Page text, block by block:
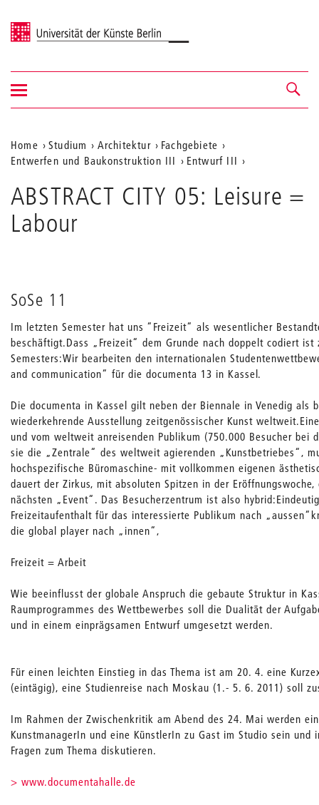
Universität der Künste Berlin
Navigation &
Suche
Navigation
ein-/ausblenden
Aktuelle
Position
auf
der
Webseite
Home Studium Architektur
Fachgebiete
Entwerfen und Baukonstruktion III
Entwurf III
ABSTRACT CITY 05: Leisure =
Labour
SoSe 11
Im letzten Semester hat uns “Freizeit“ als wesentlicher
beschäftigt.Dass „Freizeit“ dem Grunde nach doppelt codiert
Semesters:Wir bearbeiten den internationalen
and communication“ für die documenta 13 in Kassel.
Die documenta in Kassel gilt neben der Biennale in Venedig als
wiederkehrende Ausstellung zeitgenössischer Kunst
und vom weltweit anreisenden Publikum (750.000 Besucher bei
sie die „Zentrale“ des weltweit agierenden „Kunstbetriebes“,
hochspezifische Büromaschine- mit vollkommen eigenen
dauert der Zirkus, mit absoluten Spitzen in der
nächsten „Event“. Das Besucherzentrum ist also
Freizeitaufenthalt für das interessierte Publikum nach
die global player nach „innen“,
Freizeit = Arbeit
Wie beeinflusst der globale Anspruch die gebaute Struktur in
Raumprogrammes des Wettbewerbes soll die Dualität der
und in einem einprägsamen Entwurf umgesetzt werden.
Für einen leichten Einstieg in das Thema ist am 20. 4. eine
(eintägig), eine Studienreise nach Moskau (1.- 5. 6. 2011) soll
Im Rahmen der Zwischenkritik am Abend des 24. Mai werden
KunstmanagerIn und eine KünstlerIn zu Gast im Studio sein und
Fragen zum Thema diskutieren.
> www.documentahalle.de